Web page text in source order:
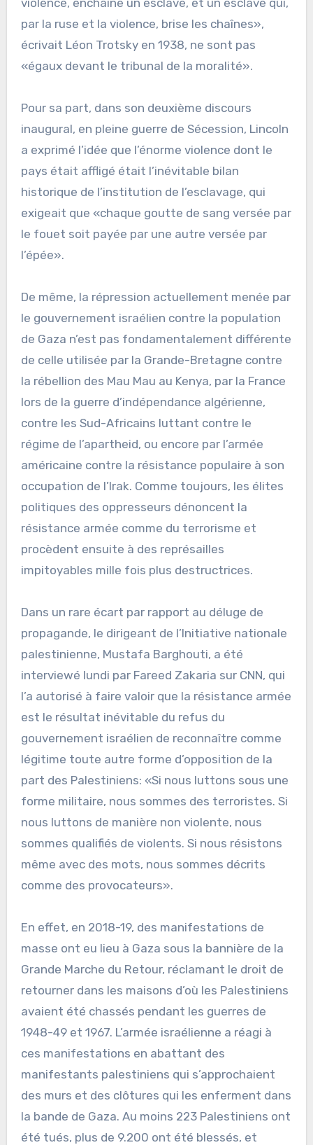
par la ruse et la violence, brise les chaînes»,
écrivait Léon Trotsky en 1938, ne sont pas
«égaux devant le tribunal de la moralité».
Pour sa part, dans son deuxième discours
inaugural, en pleine guerre de Sécession, Lincoln
a exprimé l’idée que l’énorme violence dont le
pays était affligé était l’inévitable bilan
historique de l’institution de l’esclavage, qui
exigeait que «chaque goutte de sang versée par
le fouet soit payée par une autre versée par
l’épée».
De même, la répression actuellement menée par
le gouvernement israélien contre la population
de Gaza n’est pas fondamentalement différente
de celle utilisée par la Grande-Bretagne contre
la rébellion des Mau Mau au Kenya, par la France
lors de la guerre d’indépendance algérienne,
contre les Sud-Africains luttant contre le
régime de l’apartheid, ou encore par l’armée
américaine contre la résistance populaire à son
occupation de l’Irak. Comme toujours, les élites
politiques des oppresseurs dénoncent la
résistance armée comme du terrorisme et
procèdent ensuite à des représailles
impitoyables mille fois plus destructrices.
Dans un rare écart par rapport au déluge de
propagande, le dirigeant de l’Initiative nationale
palestinienne, Mustafa Barghouti, a été
interviewé lundi par Fareed Zakaria sur CNN, qui
l’a autorisé à faire valoir que la résistance armée
est le résultat inévitable du refus du
gouvernement israélien de reconnaître comme
légitime toute autre forme d’opposition de la
part des Palestiniens: «Si nous luttons sous une
forme militaire, nous sommes des terroristes. Si
nous luttons de manière non violente, nous
sommes qualifiés de violents. Si nous résistons
même avec des mots, nous sommes décrits
comme des provocateurs».
En effet, en 2018-19, des manifestations de
masse ont eu lieu à Gaza sous la bannière de la
Grande Marche du Retour, réclamant le droit de
retourner dans les maisons d’où les Palestiniens
avaient été chassés pendant les guerres de
1948-49 et 1967. L’armée israélienne a réagi à
ces manifestations en abattant des
manifestants palestiniens qui s’approchaient
des murs et des clôtures qui les enferment dans
la bande de Gaza. Au moins 223 Palestiniens ont
été tués, plus de 9.200 ont été blessés, et